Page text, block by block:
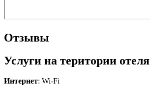
Отзывы
Услуги на територии отеля
Интернет: Wi-Fi